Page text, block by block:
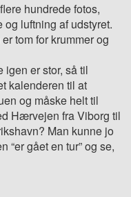
hundrede fotos,
luftning af udstyret.
tom for krummer og
igen er stor, så til
kalenderen til at
og måske helt til
Hærvejen fra Viborg til
Man kunne jo
“er gået en tur” og se,